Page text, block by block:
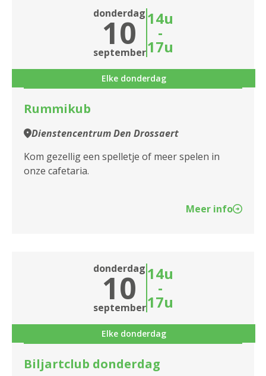
2950 Kapellen
donderdag
10
september
14u
-
17u
Elke donderdag
Rummikub
Dienstencentrum Den Drossaert
Kom gezellig een spelletje of meer spelen in
onze cafetaria.
Meer info
donderdag
10
september
14u
-
17u
Elke donderdag
Biljartclub donderdag